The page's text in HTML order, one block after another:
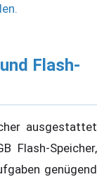
Flash-
ausgestattet
Flash-Speicher,
genügend